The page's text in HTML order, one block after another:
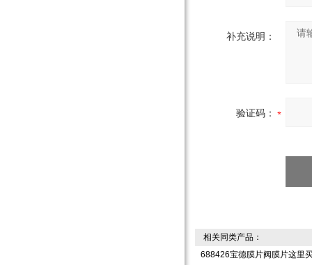
补充说明：
验证码：
相关同类产品：
688426宝德膜片阀膜片这里